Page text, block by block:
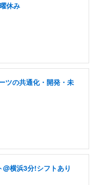
休み
ツの共通化・開発・未
横浜3分!シフトあり